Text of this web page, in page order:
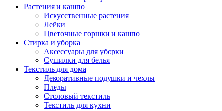
Растения и кашпо
Искусственные растения
Лейки
Цветочные горшки и кашпо
Стирка и уборка
Аксессуары для уборки
Сушилки для белья
Текстиль для дома
Декоративные подушки и чехлы
Пледы
Столовый текстиль
Текстиль для кухни